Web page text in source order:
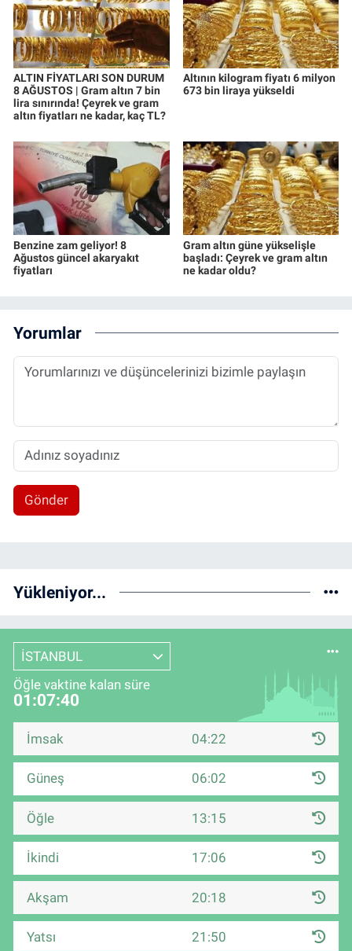
ALTIN FİYATLARI SON DURUM
8 AĞUSTOS | Gram altın 7 bin
lira sınırında! Çeyrek ve gram
altın fiyatları ne kadar, kaç TL?
Altının kilogram fiyatı 6 milyon
673 bin liraya yükseldi
Benzine zam geliyor! 8
Ağustos güncel akaryakıt
fiyatları
Gram altın güne yükselişle
başladı: Çeyrek ve gram altın
ne kadar oldu?
Yorumlar
Gönder
Yükleniyor...
İSTANBUL
Öğle vaktine kalan süre
01:07:40
İmsak 04:22
Güneş 06:02
Öğle 13:15
İkindi 17:06
Akşam 20:18
Yatsı 21:50